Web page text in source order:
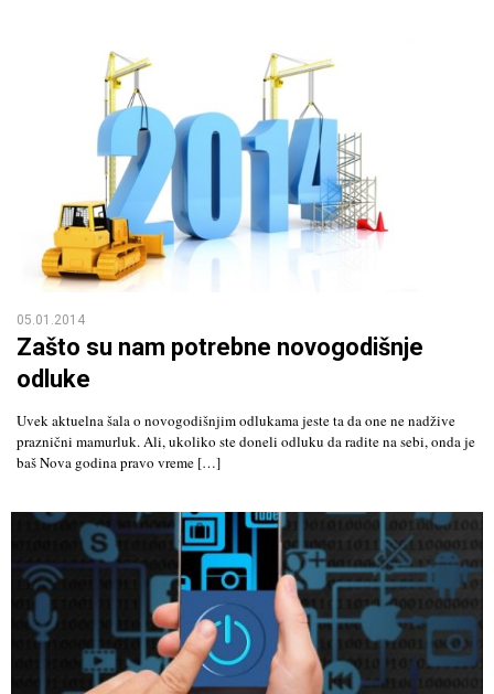
05.01.2014
Zašto su nam potrebne novogodišnje
odluke
Uvek aktuelna šala o novogodišnjim odlukama jeste ta da one ne nadžive
praznični mamurluk. Ali, ukoliko ste doneli odluku da radite na sebi, onda je
baš Nova godina pravo vreme […]